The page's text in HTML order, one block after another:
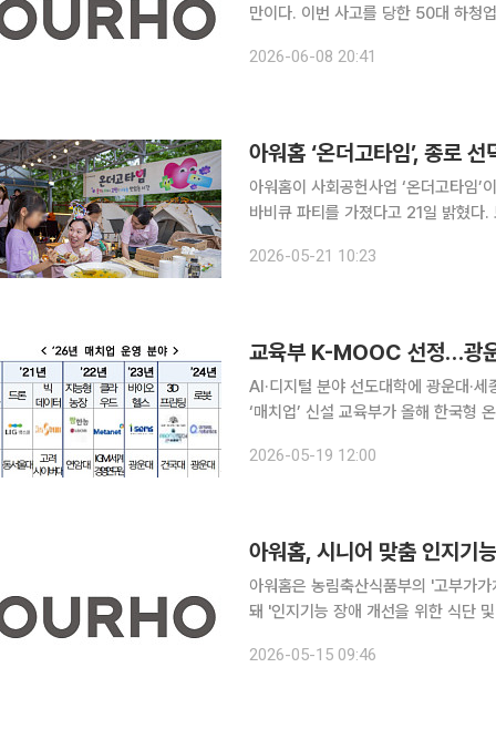
만이다. 이번 사고를 당한 50대 하청업체
장작업장에서 하청업체 소속 근로자
2026-06-08 20:41
아워홈 ‘온더고타임’, 종로
아워홈이 사회공헌사업 ‘온더고타임
바비큐 파티를 가졌다고 21일 밝혔다. 보호자가 없거나 저소득 가정의 아동‧청소년을 대상으로 영양
하고 고민은 나누는 맛있는 시간’이
2026-05-21 10:23
교육부 K-MOOC 선정…광운
AI·디지털 분야 선도대학에 광운대·
‘매치업’ 신설 교육부가 올해 한국형 온라인 공개강좌(K-MOOC) 사업에 참여할 대학과 기관을 선
의 ‘바이브코딩’ 등 AI 실습형 강좌가
2026-05-19 12:00
아워홈, 시니어 맞춤 인지기
아워홈은 농림축산식품부의 '고부가
돼 '인지기능 장애 개선을 위한 식단 및 복
학교병원 신경과, 아주대학교병원 신
2026-05-15 09:46